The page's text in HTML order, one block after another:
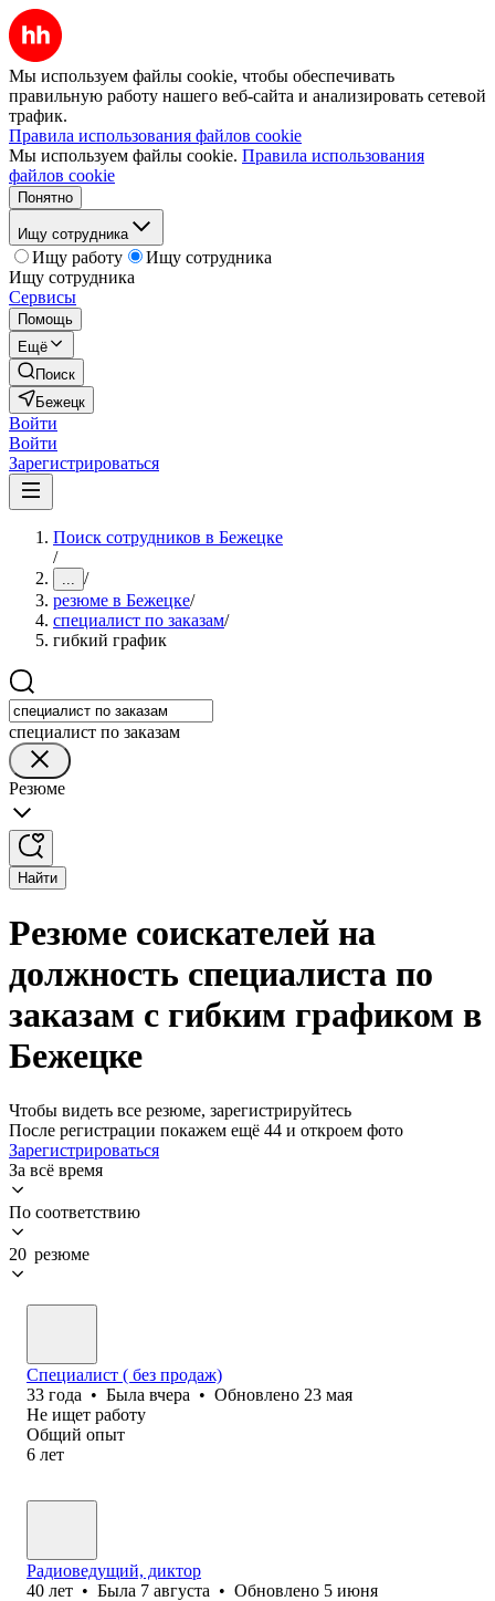
Мы используем файлы cookie, чтобы обеспечивать
правильную работу нашего веб-сайта и анализировать сетевой
трафик.
Правила использования файлов cookie
Мы используем файлы cookie. Правила использования
файлов cookie
Понятно
Ищу сотрудника
Ищу работу
Ищу сотрудника
Ищу сотрудника
Сервисы
Помощь
Ещё
Поиск
Бежецк
Войти
Войти
Зарегистрироваться
Поиск сотрудников в Бежецке
/
... /
резюме в Бежецке/
специалист по заказам/
гибкий график
специалист по заказам
Резюме
Найти
Резюме соискателей на
должность специалиста по
заказам с гибким графиком в
Бежецке
Чтобы видеть все резюме, зарегистрируйтесь
После регистрации покажем ещё 44 и откроем фото
Зарегистрироваться
За всё время
По соответствию
20 резюме
Специалист ( без продаж)
33 года • Была вчера • Обновлено 23 мая
Не ищет работу
Общий опыт
6 лет
Радиоведущий, диктор
40 лет • Была 7 августа • Обновлено 5 июня